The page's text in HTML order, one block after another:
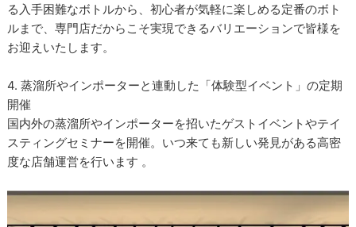
る入手困難なボトルから、初心者が気軽に楽しめる定番のボト
ルまで、専門店だからこそ実現できるバリエーションで皆様を
お迎えいたします。
4. 蒸溜所やインポーターと連動した「体験型イベント」の定期
開催
国内外の蒸溜所やインポーターを招いたゲストイベントやテイ
スティングセミナーを開催。いつ来ても新しい発見がある高密
度な店舗運営を行います 。